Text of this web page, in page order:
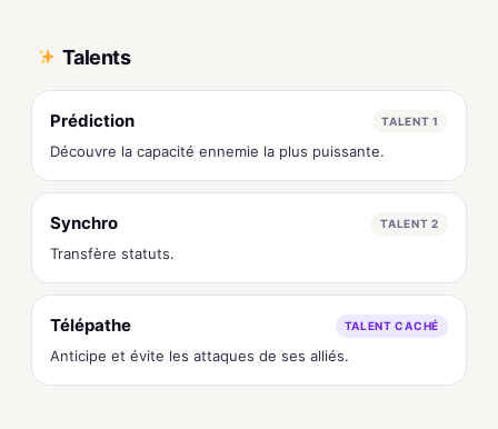
Talents
Prédiction TALENT 1
Découvre la capacité ennemie la plus puissante.
Synchro TALENT 2
Transfère statuts.
Télépathe TALENT CACHÉ
Anticipe et évite les attaques de ses alliés.